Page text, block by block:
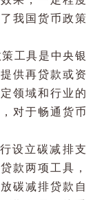
双重功能
，如果激励机
。结构性货币
适当激励机制
，具有结构调
构性货币政策
效果，一定程
了我国货币政
策工具是中央